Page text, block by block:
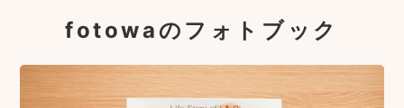
fotowaのフォトブック